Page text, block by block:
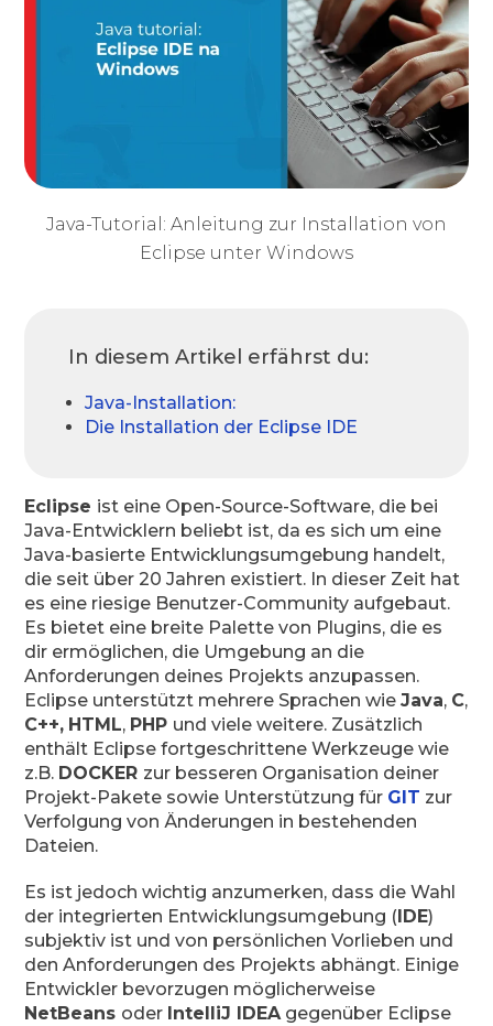
Java-Tutorial: Anleitung zur Installation von
Eclipse unter Windows
In diesem Artikel erfährst du:
Java-Installation:
Die Installation der Eclipse IDE
Eclipse ist eine Open-Source-Software, die bei
Java-Entwicklern beliebt ist, da es sich um eine
Java-basierte Entwicklungsumgebung handelt,
die seit über 20 Jahren existiert. In dieser Zeit hat
es eine riesige Benutzer-Community aufgebaut.
Es bietet eine breite Palette von Plugins, die es
dir ermöglichen, die Umgebung an die
Anforderungen deines Projekts anzupassen.
Eclipse unterstützt mehrere Sprachen wieJava, C,
C++, HTML, PHP und viele weitere. Zusätzlich
enthält Eclipse fortgeschrittene Werkzeuge wie
z.B. DOCKER zur besseren Organisation deiner
Projekt-Pakete sowie Unterstützung für GIT zur
Verfolgung von Änderungen in bestehenden
Dateien.
Es ist jedoch wichtig anzumerken, dass die Wahl
der integrierten Entwicklungsumgebung ( IDE)
subjektiv ist und von persönlichen Vorlieben und
den Anforderungen des Projekts abhängt. Einige
Entwickler bevorzugen möglicherweise
NetBeans oder IntelliJ IDEAgegenüber Eclipse